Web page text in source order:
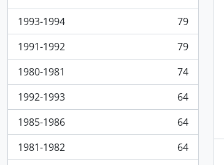
, 80 resultados
1993-1994
, 79 resultados
79
1991-1992
, 79 resultados
79
1980-1981
, 74 resultados
74
1992-1993
, 64 resultados
64
1985-1986
, 64 resultados
64
1981-1982
, 64 resultados
64